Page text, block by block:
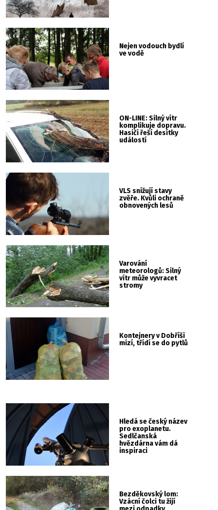
Nejen vodouch bydlí
ve vodě
ON-LINE: Silný vítr
komplikuje dopravu.
Hasiči řeší desítky
událostí
VLS snižují stavy
zvěře. Kvůli ochraně
obnovených lesů
Varování
meteorologů: Silný
vítr může vyvracet
stromy
Kontejnery v Dobříši
mizí, třídí se do pytlů
Hledá se český název
pro exoplanetu.
Sedlčanská
hvězdárna vám dá
inspiraci
Bezděkovský lom:
Vzácní čolci tu žijí